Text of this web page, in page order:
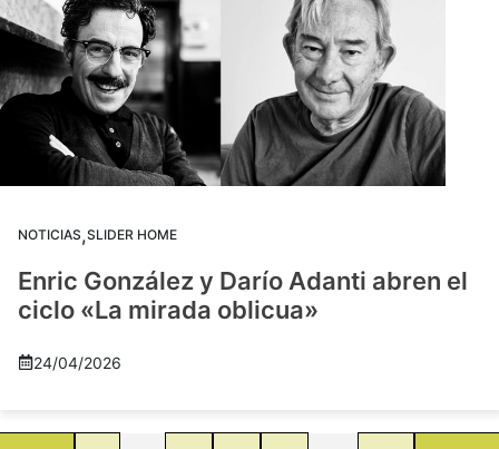
NOTICIAS,SLIDER HOME
Enric González y Darío Adanti abren el
ciclo «La mirada oblicua»
24/04/2026